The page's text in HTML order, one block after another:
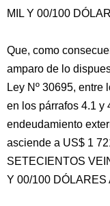
MIL Y 00/100
Que, como
amparo de lo
Ley Nº 30695,
en los párrafos 4.1 y
endeudamiento
asciende a US$ 1
SETECIENTOS
Y 00/100 DÓLARES